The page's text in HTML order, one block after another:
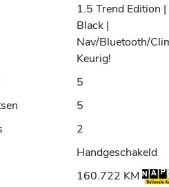
1.5 Trend Edition
Black |
Nav/Bluetooth/
Keurig!
5
5
2
Handgeschakeld
160.722 KM